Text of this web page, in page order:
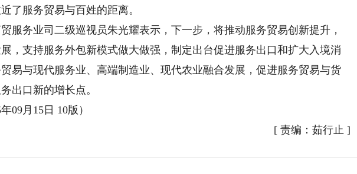
了服务贸易与百姓的距离。
务业司二级巡视员朱光耀表示，下一步，将推动服务贸易创新提升，
，支持服务外包新模式做大做强，制定出台促进服务出口和扩大入境消
易与现代服务业、高端制造业、现代农业融合发展，促进服务贸易与货
出口新的增长点。
月15日 10版）
[ 责编：茹行止 ]